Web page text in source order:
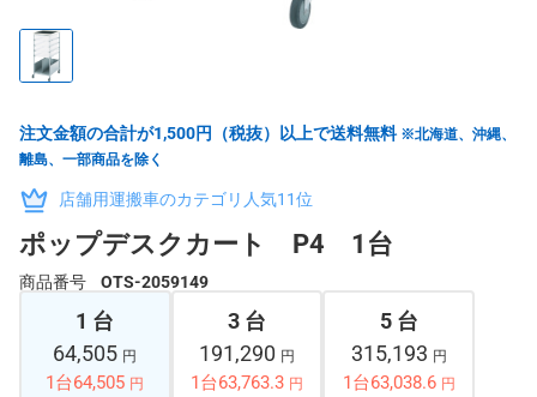
注文金額の合計が1,500円（税抜）以上で送料無料 ※北海道、沖縄、
離島、一部商品を除く
店舗用運搬車のカテゴリ人気11位
ポップデスクカート P4 1台
商品番号 OTS-2059149
1 台
64,505 円
1台64,505 円
3 台
191,290 円
1台63,763.3 円
5 台
315,193 円
1台63,038.6 円